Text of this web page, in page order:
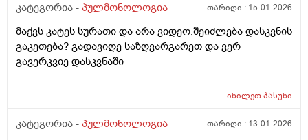
ხოლმე გულ მკერდᲨი Თან ესევე ცცხვირᲨიც
მომიᲭერს ხოლმე რომ დავახველებ და ნახველს
ამოვიᲦებ ცხვირიდანაც ვიხოზლავ ისე ვერა Თუარ
ᲩავიᲨვი არ მეხსნება და ამდენი ხველებისგან მერე
ᲗუᲨეიᲫლება ექიმის. გარეᲨე
კატეგორია - პულმონოლოგია თარიღი : 15-01-2026
მაქვს კატეს სურათი და არა ვიდეო,შეიძლება დასკვნის
გაკეთება? გადავიღე საზღვარგარეთ და ვერ
გავერკვიე დასკვნაში
იხილეთპასუხი
კატეგორია - პულმონოლოგია თარიღი : 13-01-2026